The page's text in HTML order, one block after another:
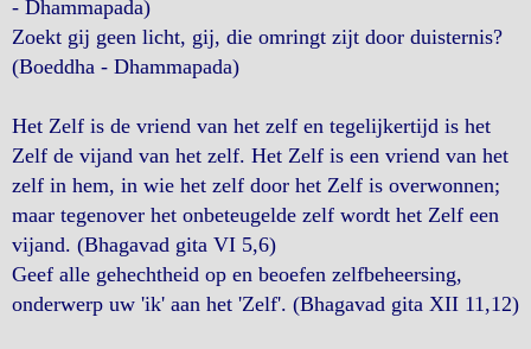
- Dhammapada)
Zoekt gij geen licht, gij, die omringt zijt door duisternis?
(Boeddha - Dhammapada)
Het Zelf is de vriend van het zelf en tegelijkertijd is het
Zelf de vijand van het zelf. Het Zelf is een vriend van het
zelf in hem, in wie het zelf door het Zelf is overwonnen;
maar tegenover het onbeteugelde zelf wordt het Zelf een
vijand. (Bhagavad gita VI 5,6)
Geef alle gehechtheid op en beoefen zelfbeheersing,
onderwerp uw 'ik' aan het 'Zelf'. (Bhagavad gita XII 11,12)